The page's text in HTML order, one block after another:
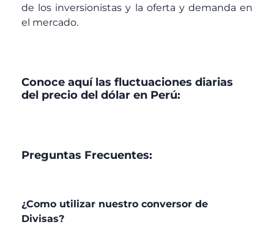
de los inversionistas y la oferta y demanda en
el mercado.
Conoce aquí las fluctuaciones diarias
del precio del dólar en Perú:
Preguntas Frecuentes:
¿Como utilizar nuestro conversor de
Divisas?